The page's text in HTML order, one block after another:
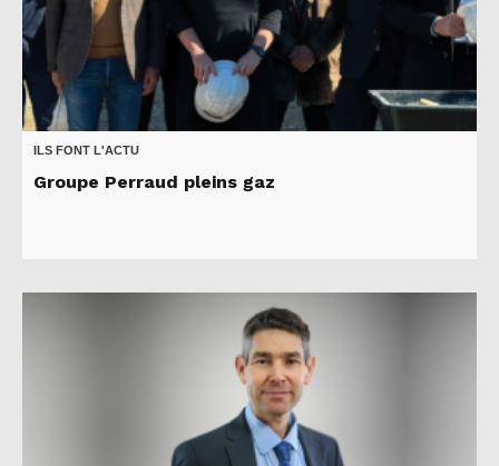
ILS FONT L'ACTU
Groupe Perraud pleins gaz